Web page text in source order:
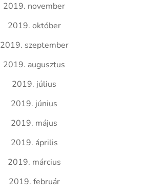
2019. november
2019. október
2019. szeptember
2019. augusztus
2019. július
2019. június
2019. május
2019. április
2019. március
2019. február